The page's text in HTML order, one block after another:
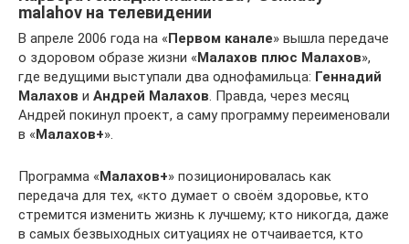
malahov на телевидении
В апреле 2006 года на «Первом канале» вышла передаче
о здоровом образе жизни «Малахов плюс Малахов»,
где ведущими выступали два однофамильца: Геннадий
Малахов и Андрей Малахов. Правда, через месяц
Андрей покинул проект, а саму программу переименовали
в «Малахов+».
Программа «Малахов+» позиционировалась как
передача для тех, «кто думает о своём здоровье, кто
стремится изменить жизнь к лучшему; кто никогда, даже
в самых безвыходных ситуациях не отчаивается, кто